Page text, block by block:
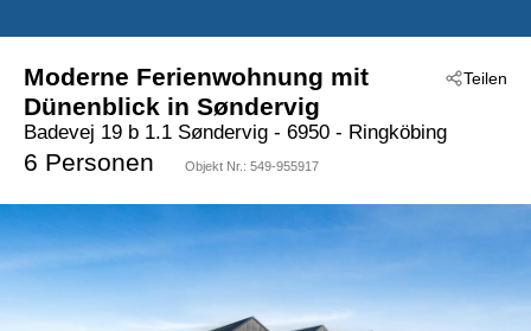
Teilen
Moderne Ferienwohnung mit
Dünenblick in Søndervig
Badevej 19 b 1.1 Søndervig - 6950 - Ringköbing
6 Personen Objekt Nr.: 549-955917